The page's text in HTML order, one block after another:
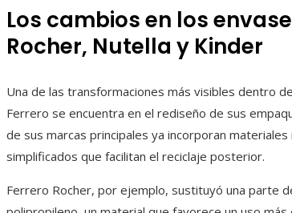
Los cambios en los
Rocher, Nutella y Kinder
Una de las transformaciones más visibles dentro
Ferrero se encuentra en el rediseño de sus
de sus marcas principales ya incorporan
simplificados que facilitan el reciclaje posterior.
Ferrero Rocher, por ejemplo, sustituyó una parte